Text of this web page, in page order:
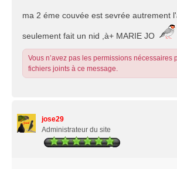
ma 2 éme couvée est sevrée autrement
seulement fait un nid ,à+ MARIE JO
Vous n’avez pas les permissions nécessaires
fichiers joints à ce message.
jose29
Administrateur du site